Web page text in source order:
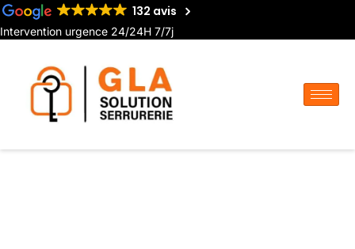
132 avis
Intervention urgence 24/24H 7/7j